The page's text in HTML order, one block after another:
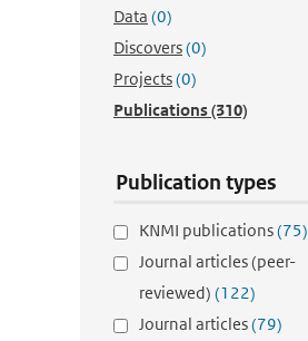
Data (0)
Discovers(0)
Projects(0)
Publications(310)
Publication types
KNMI publications(75)
Journal articles (peer-
reviewed) (122)
Journal articles(79)